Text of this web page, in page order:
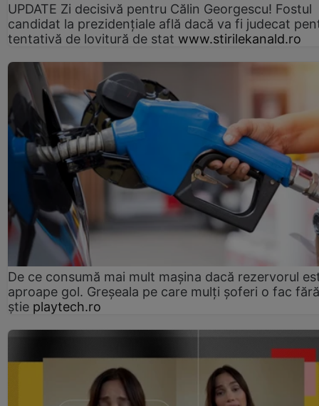
UPDATE Zi decisivă pentru Călin Georgescu! Fostul
candidat la prezidențiale află dacă va fi judecat
tentativă de lovitură de stat www.stirilekanald.ro
De ce consumă mai mult mașina dacă rezervorul
aproape gol. Greșeala pe care mulți șoferi o fac
știe playtech.ro